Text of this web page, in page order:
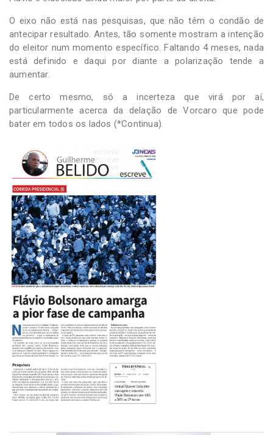
O eixo não está nas pesquisas, que não têm o condão de
antecipar resultado. Antes, tão somente mostram a intenção
do eleitor num momento específico. Faltando 4 meses, nada
está definido e daqui por diante a polarização tende a
aumentar.
De certo mesmo, só a incerteza que virá por aí,
particularmente acerca da delação de Vorcaro que pode
bater em todos os lados (*Continua).